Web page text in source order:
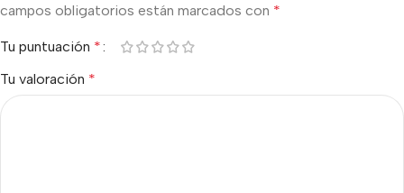
campos obligatorios están marcados con *
Tu puntuación *
Tu valoración *